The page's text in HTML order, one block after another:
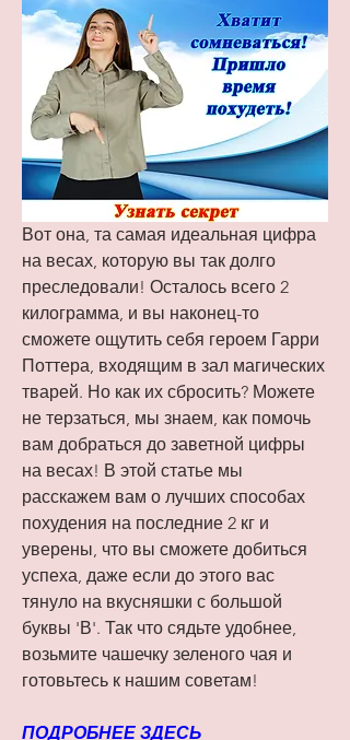
Вот она, та самая идеальная цифра
на весах, которую вы так долго
преследовали! Осталось всего 2
килограмма, и вы наконец-то
сможете ощутить себя героем Гарри
Поттера, входящим в зал магических
тварей. Но как их сбросить? Можете
не терзаться, мы знаем, как помочь
вам добраться до заветной цифры
на весах! В этой статье мы
расскажем вам о лучших способах
похудения на последние 2 кг и
уверены, что вы сможете добиться
успеха, даже если до этого вас
тянуло на вкусняшки с большой
буквы 'В'. Так что сядьте удобнее,
возьмите чашечку зеленого чая и
готовьтесь к нашим советам!
ПОДРОБНЕЕ ЗДЕСЬ